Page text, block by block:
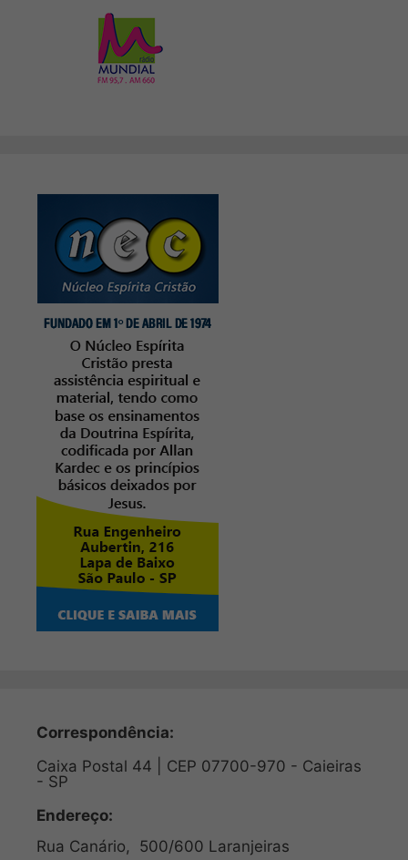
Correspondência:
Caixa Postal 44 | CEP 07700-970 - Caieiras
- SP
Endereço:
Rua Canário, 500/600 Laranjeiras